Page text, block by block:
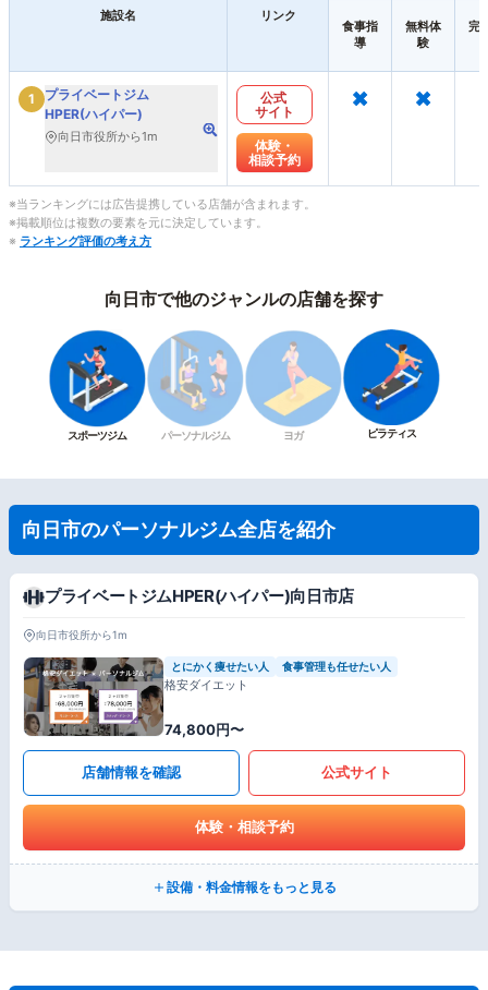
施設名 リンク
食事指
導
無料体
験
完
1
プライベートジム
HPER(ハイパー)
向日市役所から1m
公式
サイト
体験・
相談予約
× ×
※当ランキングには広告提携している店舗が含まれます。
※掲載順位は複数の要素を元に決定しています。
※ ランキング評価の考え方
向日市で他のジャンルの店舗を探す
スポーツジム パーソナルジム ヨガ ピラティス
向日市のパーソナルジム全店を紹介
プライベートジムHPER(ハイパー)向日市店
向日市役所から1m
とにかく痩せたい人 食事管理も任せたい人
格安ダイエット
74,800円〜
店舗情報を確認 公式サイト
体験・相談予約
設備・料金情報をもっと見る